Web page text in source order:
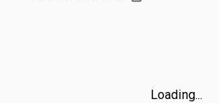
Loading...